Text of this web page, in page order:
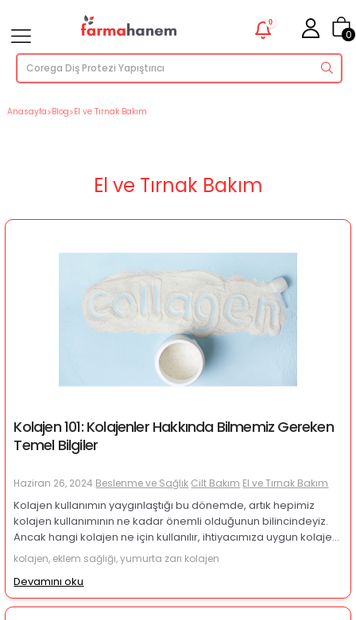
0
0
Anasayfa>Blog>El ve Tırnak Bakım
El ve Tırnak Bakım
Kolajen 101: Kolajenler Hakkında Bilmemiz Gereken
Temel Bilgiler
Haziran 26, 2024 Beslenme ve Sağlık Cilt Bakım El ve Tırnak Bakım
Kolajen kullanımın yaygınlaştığı bu dönemde, artık hepimiz
kolajen kullanımının ne kadar önemli olduğunun bilincindeyiz.
Ancak hangi kolajen ne için kullanılır, ihtiyacımıza uygun kolajeni
nasıl seçebiliriz, kolajen kaynaklarının farklılıkları nelerdir gibi
konularda hala tereddüt edebiliyoruz. Bu yazımızı okuduktan
sonra artık siz de ihtiyacınıza uygun kolajeni kolaylıkla
seçebileceksiniz!
kolajen, eklem sağlığı, yumurta zarı kolajen
Devamını oku